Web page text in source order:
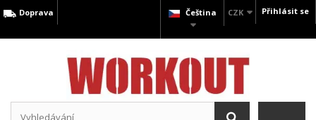
Přihlásit se
CZK
Čeština
Doprava